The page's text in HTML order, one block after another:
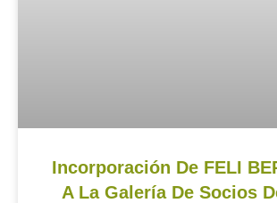
Incorporación De FELI
A La Galería De Socios